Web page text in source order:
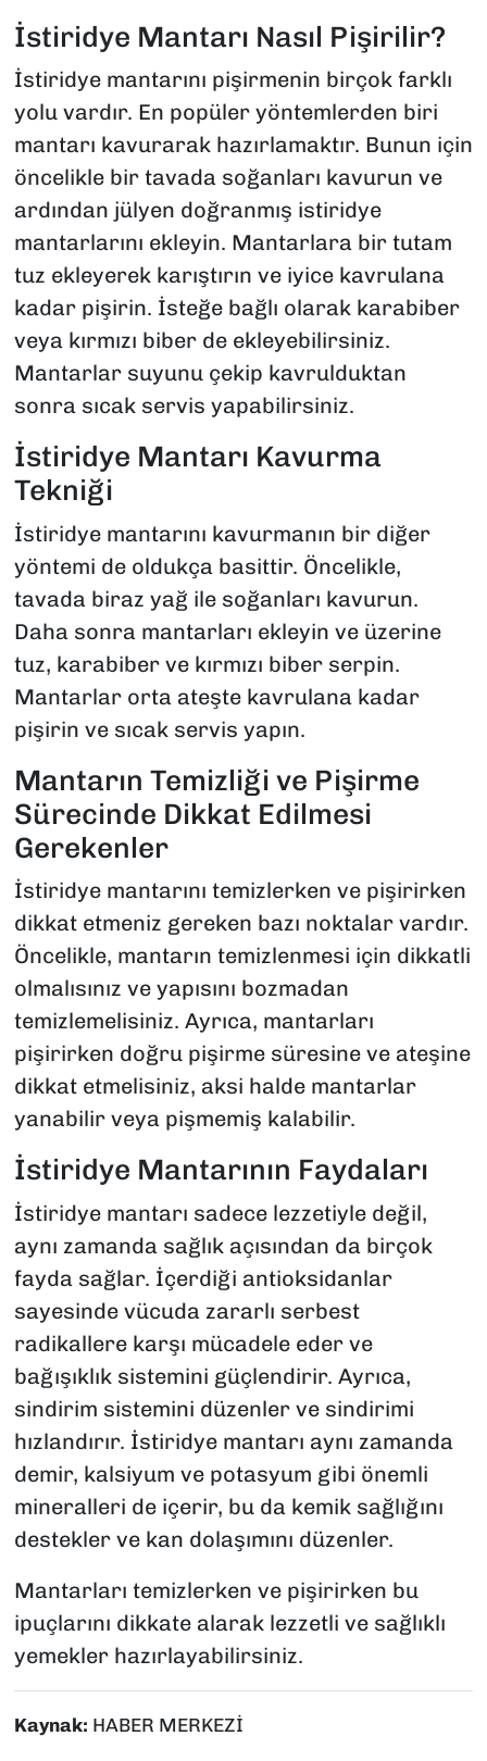
İstiridye Mantarı Nasıl Pişirilir?
İstiridye mantarını pişirmenin birçok farklı
yolu vardır. En popüler yöntemlerden biri
mantarı kavurarak hazırlamaktır. Bunun için
öncelikle bir tavada soğanları kavurun ve
ardından jülyen doğranmış istiridye
mantarlarını ekleyin. Mantarlara bir tutam
tuz ekleyerek karıştırın ve iyice kavrulana
kadar pişirin. İsteğe bağlı olarak karabiber
veya kırmızı biber de ekleyebilirsiniz.
Mantarlar suyunu çekip kavrulduktan
sonra sıcak servis yapabilirsiniz.
İstiridye Mantarı Kavurma
Tekniği
İstiridye mantarını kavurmanın bir diğer
yöntemi de oldukça basittir. Öncelikle,
tavada biraz yağ ile soğanları kavurun.
Daha sonra mantarları ekleyin ve üzerine
tuz, karabiber ve kırmızı biber serpin.
Mantarlar orta ateşte kavrulana kadar
pişirin ve sıcak servis yapın.
Mantarın Temizliği ve Pişirme
Sürecinde Dikkat Edilmesi
Gerekenler
İstiridye mantarını temizlerken ve pişirirken
dikkat etmeniz gereken bazı noktalar vardır.
Öncelikle, mantarın temizlenmesi için dikkatli
olmalısınız ve yapısını bozmadan
temizlemelisiniz. Ayrıca, mantarları
pişirirken doğru pişirme süresine ve ateşine
dikkat etmelisiniz, aksi halde mantarlar
yanabilir veya pişmemiş kalabilir.
İstiridye Mantarının Faydaları
İstiridye mantarı sadece lezzetiyle değil,
aynı zamanda sağlık açısından da birçok
fayda sağlar. İçerdiği antioksidanlar
sayesinde vücuda zararlı serbest
radikallere karşı mücadele eder ve
bağışıklık sistemini güçlendirir. Ayrıca,
sindirim sistemini düzenler ve sindirimi
hızlandırır. İstiridye mantarı aynı zamanda
demir, kalsiyum ve potasyum gibi önemli
mineralleri de içerir, bu da kemik sağlığını
destekler ve kan dolaşımını düzenler.
Mantarları temizlerken ve pişirirken bu
ipuçlarını dikkate alarak lezzetli ve sağlıklı
yemekler hazırlayabilirsiniz.
Kaynak: HABER MERKEZİ